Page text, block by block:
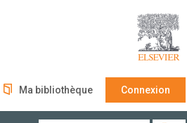
Ma bibliothèque Connexion